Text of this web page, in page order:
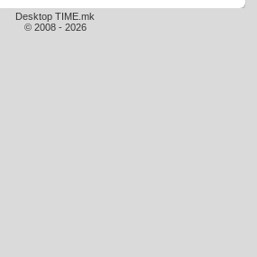
Desktop TIME.mk
© 2008 - 2026